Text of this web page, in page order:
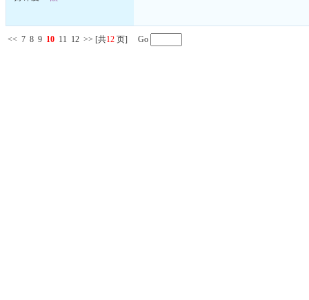
<< 7 8 9 10 11 12 >> [共12 页] Go